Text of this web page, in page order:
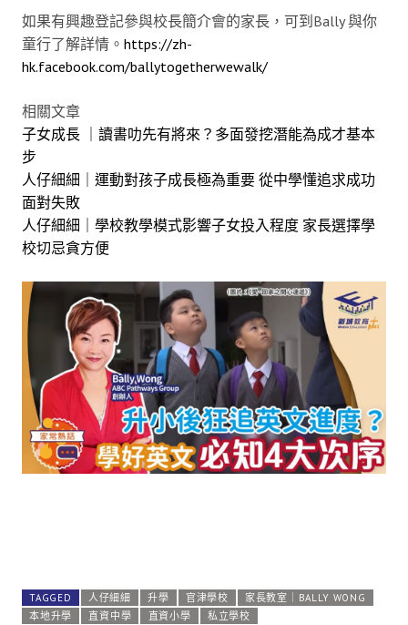
如果有興趣登記參與校長簡介會的家長，可到Bally 與你
童行了解詳情。 https://zh-
hk.facebook.com/ballytogetherwewalk/
相關文章
子女成長 ｜讀書叻先有將來？多面發挖潛能為成才基本
步
人仔細細｜運動對孩子成長極為重要 從中學懂追求成功
面對失敗
人仔細細｜學校教學模式影響子女投入程度 家長選擇學
校切忌貪方便
TAGGED 人仔細細 升學 官津學校
家長教室｜BALLY WONG
本地升學
直資中學 直資小學 私立學校